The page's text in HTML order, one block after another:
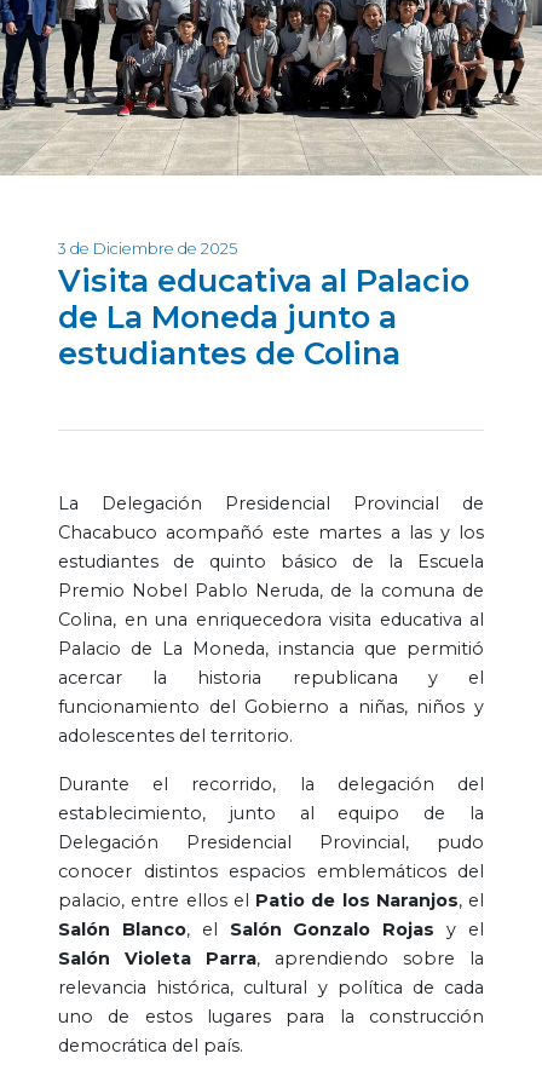
3 de Diciembre de 2025
Visita educativa al Palacio
de La Moneda junto a
estudiantes de Colina
La Delegación Presidencial Provincial de
Chacabuco acompañó este martes a las y los
estudiantes de quinto básico de la Escuela
Premio Nobel Pablo Neruda, de la comuna de
Colina, en una enriquecedora visita educativa al
Palacio de La Moneda, instancia que permitió
acercar la historia republicana y el
funcionamiento del Gobierno a niñas, niños y
adolescentes del territorio.
Durante el recorrido, la delegación del
establecimiento, junto al equipo de la
Delegación Presidencial Provincial, pudo
conocer distintos espacios emblemáticos del
palacio, entre ellos el Patio de los Naranjos, el
Salón Blanco, el Salón Gonzalo Rojas y el
Salón Violeta Parra, aprendiendo sobre la
relevancia histórica, cultural y política de cada
uno de estos lugares para la construcción
democrática del país.